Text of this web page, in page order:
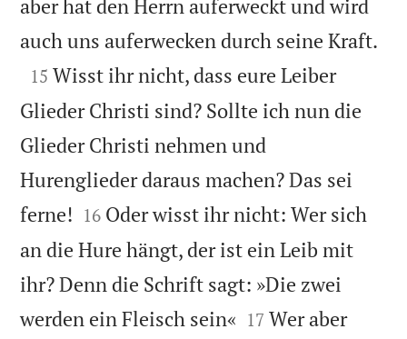
aber hat den Herrn auferweckt und wird
auch uns auferwecken durch seine Kraft.

15 Wisst ihr nicht, dass eure Leiber
Glieder Christi sind? Sollte ich nun die
Glieder Christi nehmen und
Hurenglieder daraus machen? Das sei
ferne! 

16 Oder wisst ihr nicht: Wer sich
an die Hure hängt, der ist ein Leib mit
ihr? Denn die Schrift sagt: »Die zwei
werden ein Fleisch sein« 

17 Wer aber